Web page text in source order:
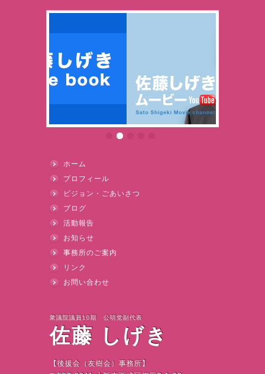
ホーム
プロフィール
ビジョン・ごあいさつ
ブログ
活動報告
お知らせ
事務所のご案内
リンク
お問い合わせ
衆議院議員10期 公明党副代表
佐藤 しげき
【後援会（友樹会）事務所】